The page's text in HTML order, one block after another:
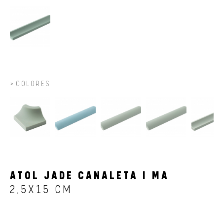
COLORES
ATOL JADE CANALETA I MA
2,5X15 CM